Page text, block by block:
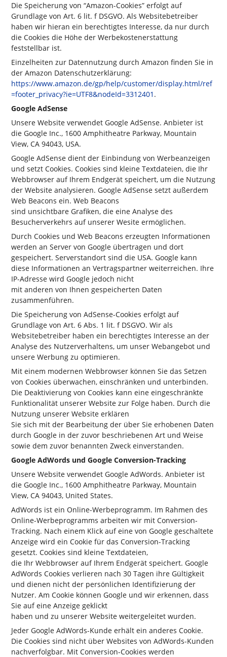
Die Speicherung von “Amazon-Cookies” erfolgt auf
Grundlage von Art. 6 lit. f DSGVO. Als Websitebetreiber
haben wir hieran ein berechtigtes Interesse, da nur durch
die Cookies die Höhe der Werbekostenerstattung
feststellbar ist.
Einzelheiten zur Datennutzung durch Amazon finden Sie in
der Amazon Datenschutzerklärung:
https://www.amazon.de/gp/help/customer/display.html/ref
=footer_privacy?ie=UTF8&nodeId=3312401 .
Google AdSense
Unsere Website verwendet Google AdSense. Anbieter ist
die Google Inc., 1600 Amphitheatre Parkway, Mountain
View, CA 94043, USA.
Google AdSense dient der Einbindung von Werbeanzeigen
und setzt Cookies. Cookies sind kleine Textdateien, die Ihr
Webbrowser auf Ihrem Endgerät speichert, um die Nutzung
der Website analysieren. Google AdSense setzt außerdem
Web Beacons ein. Web Beacons
sind unsichtbare Grafiken, die eine Analyse des
Besucherverkehrs auf unserer Wesite ermöglichen.
Durch Cookies und Web Beacons erzeugten Informationen
werden an Server von Google übertragen und dort
gespeichert. Serverstandort sind die USA. Google kann
diese Informationen an Vertragspartner weiterreichen. Ihre
IP-Adresse wird Google jedoch nicht
mit anderen von Ihnen gespeicherten Daten
zusammenführen.
Die Speicherung von AdSense-Cookies erfolgt auf
Grundlage von Art. 6 Abs. 1 lit. f DSGVO. Wir als
Websitebetreiber haben ein berechtigtes Interesse an der
Analyse des Nutzerverhaltens, um unser Webangebot und
unsere Werbung zu optimieren.
Mit einem modernen Webbrowser können Sie das Setzen
von Cookies überwachen, einschränken und unterbinden.
Die Deaktivierung von Cookies kann eine eingeschränkte
Funktionalität unserer Website zur Folge haben. Durch die
Nutzung unserer Website erklären
Sie sich mit der Bearbeitung der über Sie erhobenen Daten
durch Google in der zuvor beschriebenen Art und Weise
sowie dem zuvor benannten Zweck einverstanden.
Google AdWords und Google Conversion-Tracking
Unsere Website verwendet Google AdWords. Anbieter ist
die Google Inc., 1600 Amphitheatre Parkway, Mountain
View, CA 94043, United States.
AdWords ist ein Online-Werbeprogramm. Im Rahmen des
Online-Werbeprogramms arbeiten wir mit Conversion-
Tracking. Nach einem Klick auf eine von Google geschaltete
Anzeige wird ein Cookie für das Conversion-Tracking
gesetzt. Cookies sind kleine Textdateien,
die Ihr Webbrowser auf Ihrem Endgerät speichert. Google
AdWords Cookies verlieren nach 30 Tagen ihre Gültigkeit
und dienen nicht der persönlichen Identifizierung der
Nutzer. Am Cookie können Google und wir erkennen, dass
Sie auf eine Anzeige geklickt
haben und zu unserer Website weitergeleitet wurden.
Jeder Google AdWords-Kunde erhält ein anderes Cookie.
Die Cookies sind nicht über Websites von AdWords-Kunden
nachverfolgbar. Mit Conversion-Cookies werden